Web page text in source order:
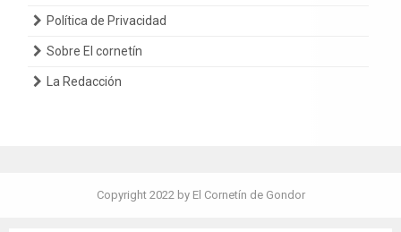
Política de Privacidad
Sobre El cornetín
La Redacción
Copyright 2022 by El Cornetín de Gondor